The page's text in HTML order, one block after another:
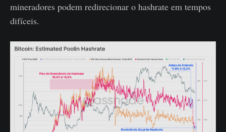
mineradores podem redirecionar o hashrate em tempos
difíceis.